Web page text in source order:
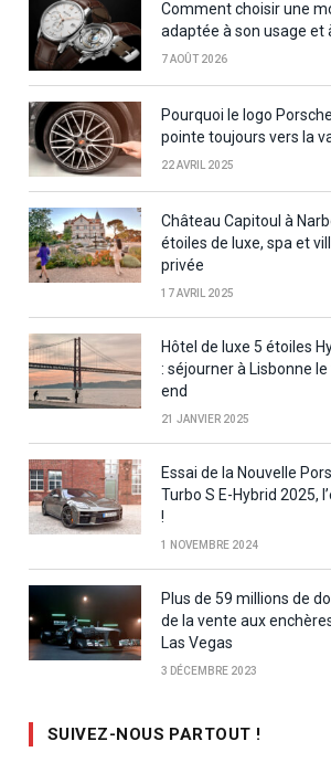
Comment choisir une
adaptée à son usage et
7 AOÛT 2026
Pourquoi le logo
pointe toujours vers la
22 AVRIL 2025
Château Capitoul à
étoiles de luxe, spa et
privée
17 AVRIL 2025
Hôtel de luxe 5 étoiles
: séjourner à Lisbonne
end
21 JANVIER 2025
Essai de la Nouvelle
Turbo S E-Hybrid 2025,
!
1 NOVEMBRE 2024
Plus de 59 millions de
de la vente aux
Las Vegas
3 DÉCEMBRE 2023
SUIVEZ-NOUS PARTOUT !